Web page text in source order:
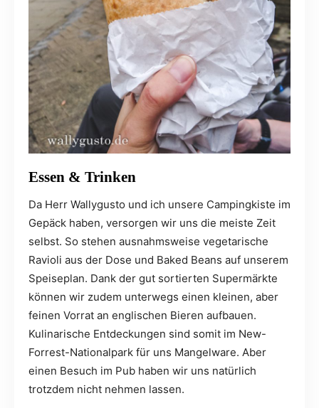
Essen & Trinken
Da Herr Wallygusto und ich unsere Campingkiste im
Gepäck haben, versorgen wir uns die meiste Zeit
selbst. So stehen ausnahmsweise vegetarische
Ravioli aus der Dose und Baked Beans auf unserem
Speiseplan. Dank der gut sortierten Supermärkte
können wir zudem unterwegs einen kleinen, aber
feinen Vorrat an englischen Bieren aufbauen.
Kulinarische Entdeckungen sind somit im New-
Forrest-Nationalpark für uns Mangelware. Aber
einen Besuch im Pub haben wir uns natürlich
trotzdem nicht nehmen lassen.